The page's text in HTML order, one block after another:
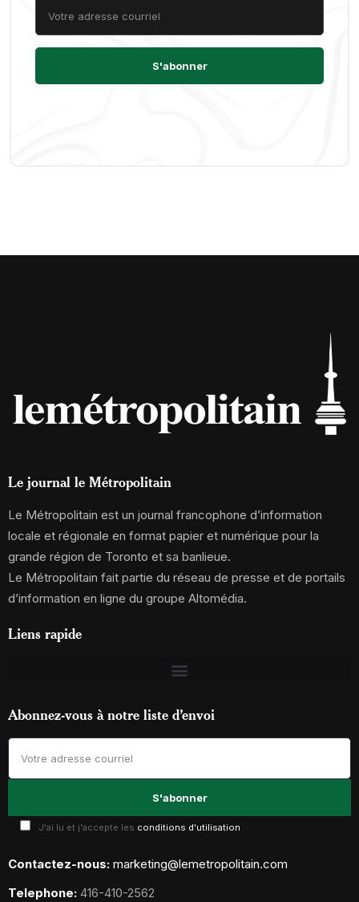
Le journal le Métropolitain
Le Métropolitain est un journal francophone d’information
locale et régionale en format papier et numérique pour la
grande région de Toronto et sa banlieue.
Le Métropolitain fait partie du réseau de presse et de portails
d’information en ligne du groupe Altomédia.
Liens rapide
Abonnez-vous à notre liste d’envoi
J'ai lu et j'accepte les conditions d'utilisation
Contactez-nous: marketing@lemetropolitain.com
Telephone: 416-410-2562